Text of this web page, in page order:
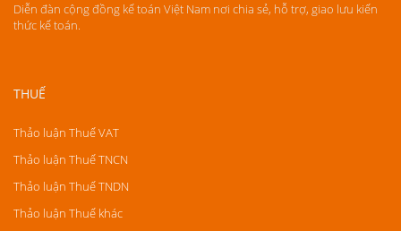
Diễn đàn cộng đồng kế toán Việt Nam nơi chia sẻ, hỗ trợ, giao lưu kiến
thức kế toán.
THUẾ
Thảo luận Thuế VAT
Thảo luận Thuế TNCN
Thảo luận Thuế TNDN
Thảo luận Thuế khác